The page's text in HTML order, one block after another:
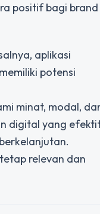
positif bagi brand
aplikasi
potensi
minat, modal,
digital yang
relevan dan